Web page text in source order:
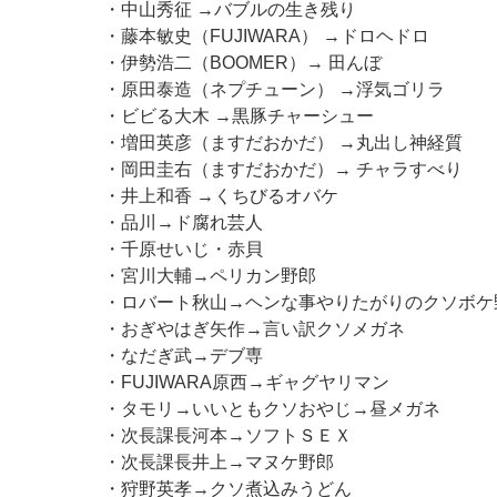
・中山秀征 →バブルの生き残り
・藤本敏史（FUJIWARA） →ドロヘドロ
・伊勢浩二（BOOMER）→ 田んぼ
・原田泰造（ネプチューン） →浮気ゴリラ
・ビビる大木 →黒豚チャーシュー
・増田英彦（ますだおかだ） →丸出し神経質
・岡田圭右（ますだおかだ）→ チャラすべり
・井上和香 →くちびるオバケ
・品川→ド腐れ芸人
・千原せいじ・赤貝
・宮川大輔→ペリカン野郎
・ロバート秋山→ヘンな事やりたがりのクソボケ
・おぎやはぎ矢作→言い訳クソメガネ
・なだぎ武→デブ専
・FUJIWARA原西→ギャグヤリマン
・タモリ→いいともクソおやじ→昼メガネ
・次長課長河本→ソフトＳＥＸ
・次長課長井上→マヌケ野郎
・狩野英孝→クソ煮込みうどん